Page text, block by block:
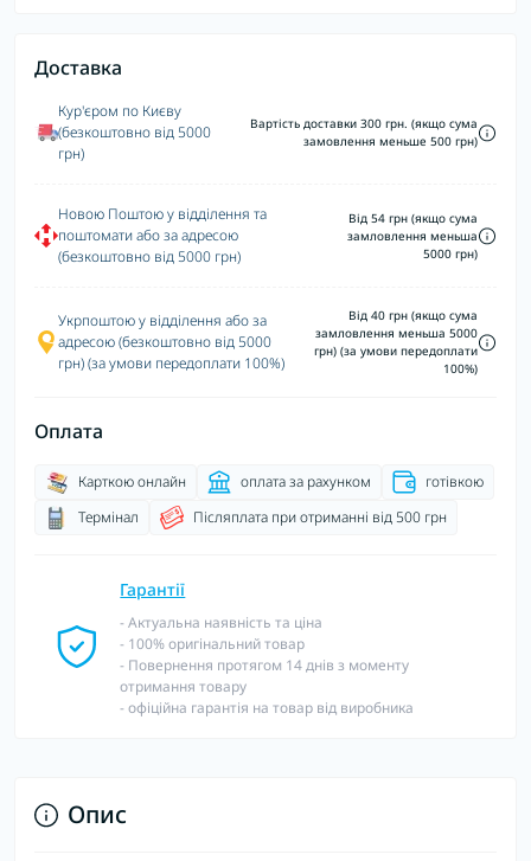
Доставка
Кур'єром по Києву
(безкоштовно від 5000
грн)
Вартість доставки 300 грн. (якщо сума
замовлення меньше 500 грн)
Новою Поштою у відділення та
поштомати або за адресою
(безкоштовно від 5000 грн)
Від 54 грн (якщо сума
замловлення меньша
5000 грн)
Укрпоштою у відділення або за
адресою (безкоштовно від 5000
грн) (за умови передоплати 100%)
Від 40 грн (якщо сума
замловлення меньша 5000
грн) (за умови передоплати
100%)
Оплата
Карткою онлайн оплата за рахунком
готівкою
Термінал
Післяплата при отриманні від 500 грн
Гарантії
- Актуальна наявність та ціна
- 100% оригінальний товар
- Повернення протягом 14 днів з моменту
отримання товару
- офіційна гарантія на товар від виробника
Опис